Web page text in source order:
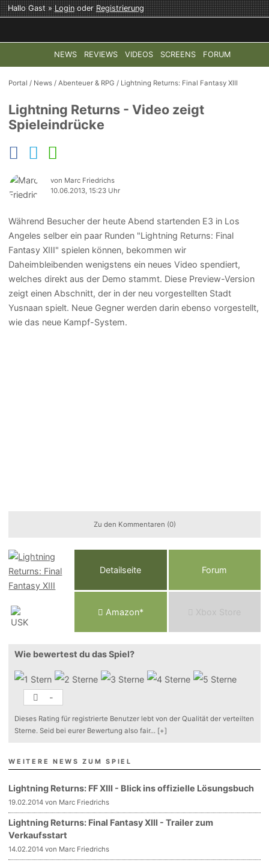
Hallo Gast »LoginoderRegistrierung
NEWS REVIEWS VIDEOS SCREENS FORUM
TOP-THEMEN: COD: MODERN WARFARE 4 HALO:
Portal / News /Abenteuer & RPG / Lightning Returns: Final Fantasy XIII
Lightning Returns - Video zeigt
Spieleindrücke
von Marc Friedrichs
10.06.2013, 15:23 Uhr
Während Besucher der heute Abend startenden E3 in Los
Angeles selber ein paar Runden "Lightning Returns: Final
Fantasy XIII" spielen können, bekommen wir
Daheimbleibenden wenigstens ein neues Video spendiert,
welches direkt aus der Demo stammt. Diese Preview-Version
zeigt einen Abschnitt, der in der neu vorgestellten Stadt
Yusnaan spielt. Neue Gegner werden darin ebenso vorgestellt,
wie das neue Kampf-System.
Zu den Kommentaren (0)
Detailseite Forum
Amazon* Xbox Store
Wie bewertest du das Spiel?
-
Dieses Rating für registrierte Benutzer lebt von der Qualität der verteilten
Sterne. Seid bei eurer Bewertung also fair... [+]
WEITERE NEWS ZUM SPIEL
Lightning Returns: FF XIII - Blick ins offizielle Lösungsbuch
19.02.2014 von Marc Friedrichs
Lightning Returns: Final Fantasy XIII - Trailer zum
Verkaufsstart
14.02.2014 von Marc Friedrichs